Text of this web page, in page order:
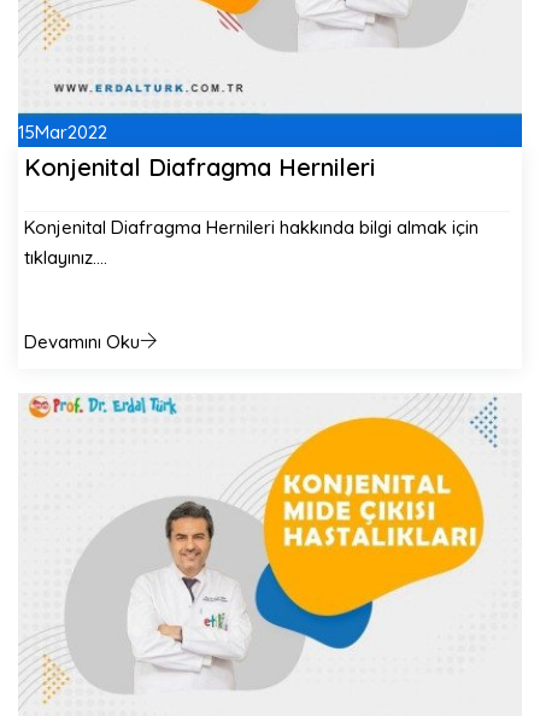
15Mar2022
Konjenital Diafragma Hernileri
Konjenital Diafragma Hernileri hakkında bilgi almak için
tıklayınız.…
Devamını Oku